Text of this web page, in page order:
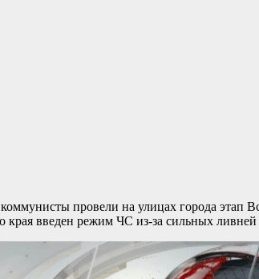
провели на улицах города этап
края введен режим ЧС из-за сильных